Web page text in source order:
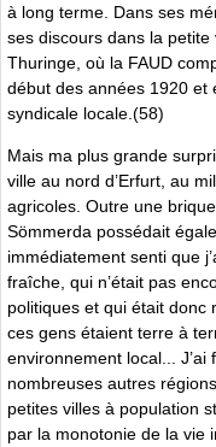
à long terme. Dans ses
ses discours dans la
Thuringe, où la FAUD
début des années 1920 et
syndicale locale.(58)
Mais ma plus grande
ville au nord d’Erfurt, au
agricoles. Outre une
Sömmerda possédait
immédiatement senti que
fraîche, qui n’était pas
politiques et qui était donc
ces gens étaient terre à
environnement local...
nombreuses autres
petites villes à population
par la monotonie de la vie